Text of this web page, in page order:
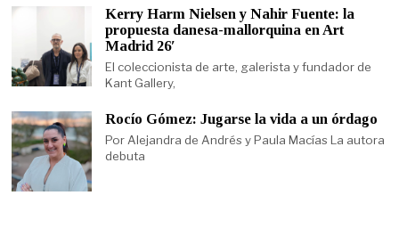
Kerry Harm Nielsen y Nahir Fuente: la
propuesta danesa-mallorquina en Art
Madrid 26′
El coleccionista de arte, galerista y fundador de
Kant Gallery,
Rocío Gómez: Jugarse la vida a un órdago
Por Alejandra de Andrés y Paula Macías La autora
debuta